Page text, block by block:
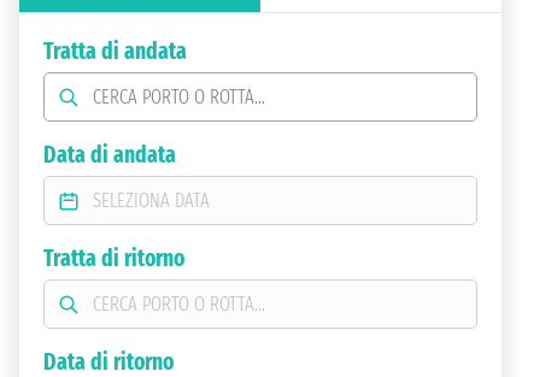
Tratta di andata
Data di andata
Tratta di ritorno
Data di ritorno